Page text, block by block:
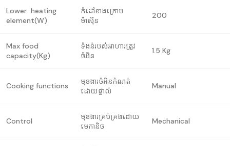
Lower heating
element(W)
កំដៅខាងក្រោម
ម៉ាស៊ីន
200
Max food
capacity(Kg)
ទំងន់របស់អាហារត្រូវ
ចំអិន
1.5 Kg
Cooking functions
មុខងារចំអិនកំណត់
ដោយផ្ទាល់
Manual
Control
មុខងារគ្រប់គ្រងដោយ
មេកានិច
Mechanical